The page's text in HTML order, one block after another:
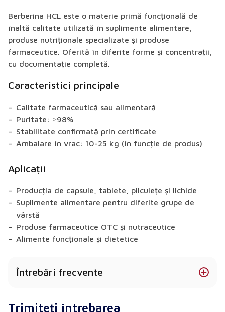
Berberina HCL este o materie primă funcțională de
înaltă calitate utilizată în suplimente alimentare,
produse nutriționale specializate și produse
farmaceutice. Oferită în diferite forme și concentrații,
cu documentație completă.
Caracteristici principale
Calitate farmaceutică sau alimentară
Puritate: ≥98%
Stabilitate confirmată prin certificate
Ambalare în vrac: 10-25 kg (în funcție de produs)
Aplicații
Producția de capsule, tablete, pliculețe și lichide
Suplimente alimentare pentru diferite grupe de
vârstă
Produse farmaceutice OTC și nutraceutice
Alimente funcționale și dietetice
Întrebări frecvente
Da - disponibil sub formă de pulbere, granule,
Trimiteți întrebarea